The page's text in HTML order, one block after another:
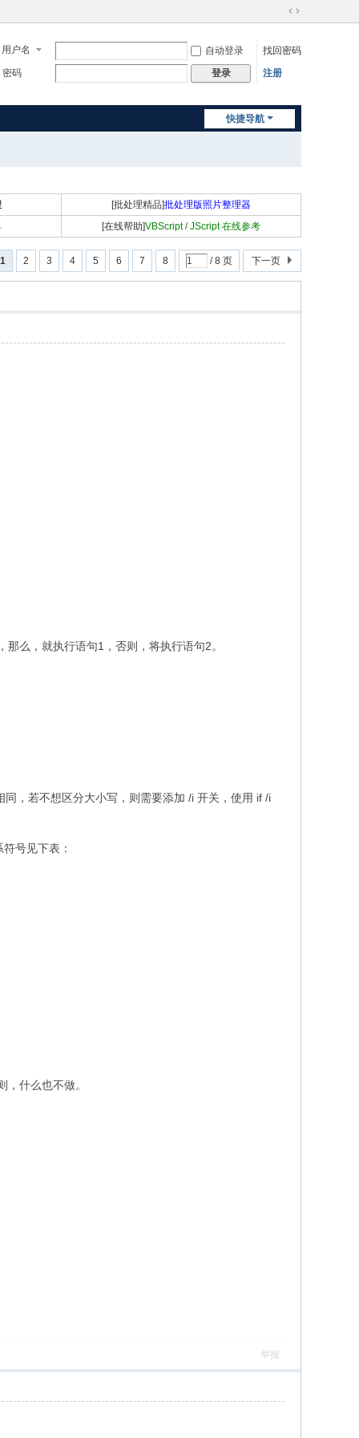
切
到
用户名 自动登录
找回密码
密码
登录 注册
快捷导航
[批处理精品]批处理版照片整理器
[在线帮助]VBScript / JScript 在线参考
1 2 3 4 5 6 7 8 / 8 页 下一页
么，就执行语句1，否则，将执行语句2。
，若不想区分大小写，则需要添加 /i 开关，使用 if /i
号见下表：
什么也不做。
举报